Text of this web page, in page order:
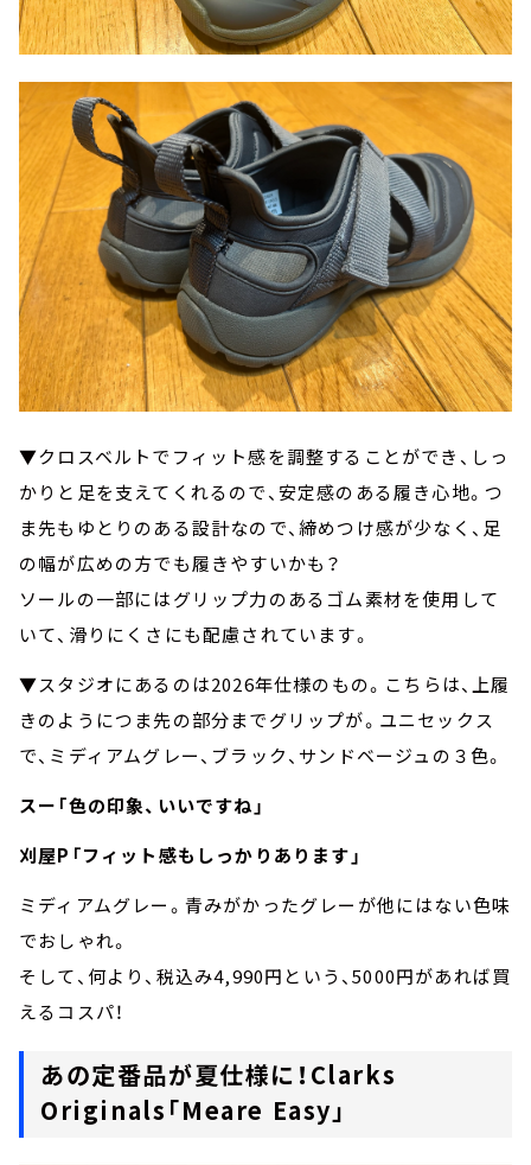
▼クロスベルトでフィット感を調整することができ、しっ
かりと足を支えてくれるので、安定感のある履き心地。つ
ま先もゆとりのある設計なので、締めつけ感が少なく、足
の幅が広めの方でも履きやすいかも？
ソールの一部にはグリップ力のあるゴム素材を使用して
いて、滑りにくさにも配慮されています。
▼スタジオにあるのは2026年仕様のもの。こちらは、上履
きのようにつま先の部分までグリップが。ユニセックス
で、ミディアムグレー、ブラック、サンドベージュの３色。
スー「色の印象、いいですね」
刈屋P「フィット感もしっかりあります」
ミディアムグレー。青みがかったグレーが他にはない色味
でおしゃれ。
そして、何より、税込み4,990円という、5000円があれば買
えるコスパ！
あの定番品が夏仕様に！Clarks
Originals「Meare Easy」